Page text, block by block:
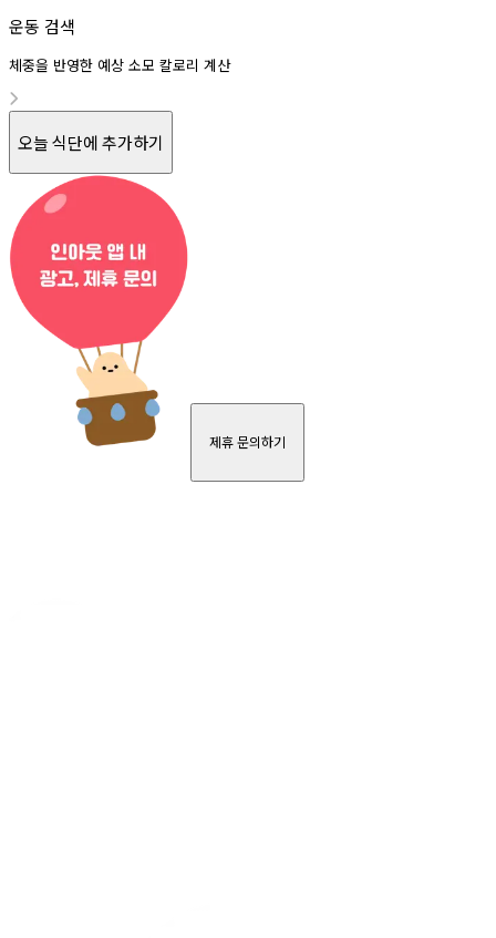
운동 검색
체중을 반영한 예상 소모 칼로리 계산
오늘 식단에 추가하기
제휴 문의하기